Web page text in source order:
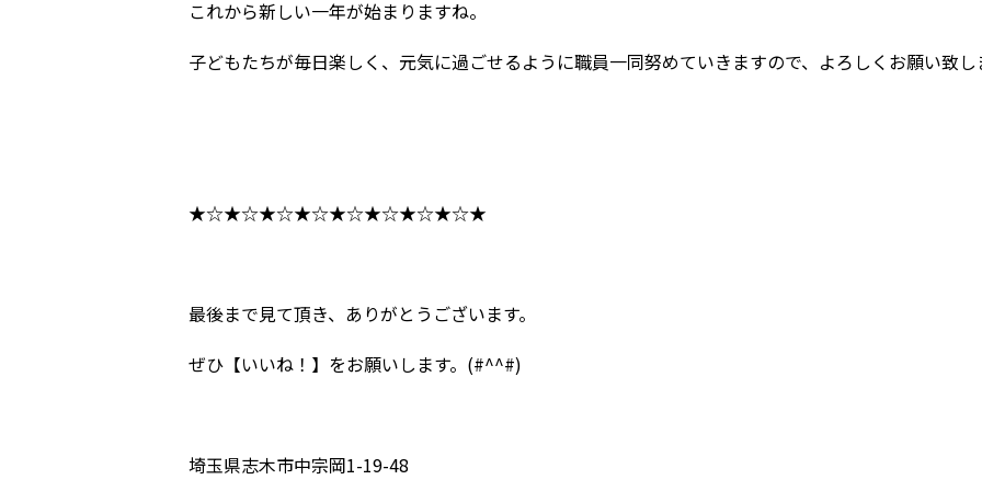
これから新しい一年が始まりますね。
子どもたちが毎日楽しく、元気に過ごせるように職員一同努めていきますので、よろしくお願い致
★☆★☆★☆★☆★☆★☆★☆★☆★
最後まで見て頂き、ありがとうございます。
ぜひ【いいね！】をお願いします。(#^^#)
埼玉県志木市中宗岡1-19-48